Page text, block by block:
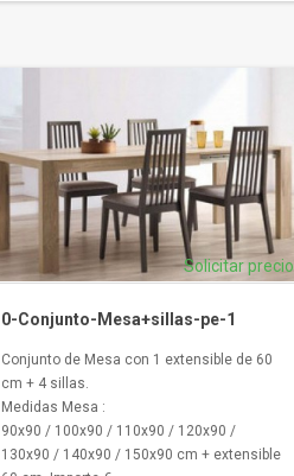
0-Conjunto-Mesa+sillas-pe-1
Solicitar precio
Conjunto de Mesa con 1 extensible de 60
cm + 4 sillas.
Medidas Mesa :
90x90 / 100x90 / 110x90 / 120x90 /
130x90 / 140x90 / 150x90 cm + extensible